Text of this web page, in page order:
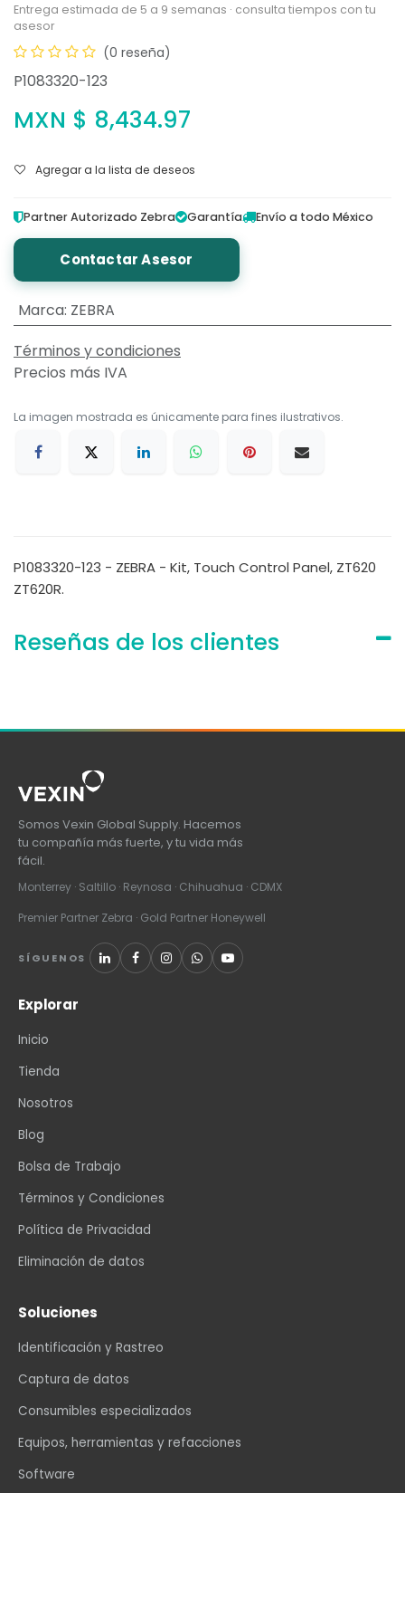
Entrega estimada de 5 a 9 semanas · consulta tiempos con tu
asesor
(0 reseña)
P1083320-123
MXN $ 8,434.97
Agregar a la lista de deseos
Partner Autorizado Zebra Garantía Envío a todo México
Contactar Asesor
Marca: ZEBRA
Términos y condiciones
Precios más IVA
La imagen mostrada es únicamente para fines ilustrativos.
P1083320-123 - ZEBRA - Kit, Touch Control Panel, ZT620
ZT620R.
Reseñas de los clientes
Somos Vexin Global Supply. Hacemos
tu compañía más fuerte, y tu vida más
fácil.
Monterrey · Saltillo · Reynosa · Chihuahua · CDMX
Premier Partner Zebra · Gold Partner Honeywell
SÍGUENOS
Explorar
Inicio
Tienda
Nosotros
Blog
Bolsa de Trabajo
Términos y Condiciones
Política de Privacidad
Eliminación de datos
Soluciones
Identificación y Rastreo
Captura de datos
Consumibles especializados
Equipos, herramientas y refacciones
Software